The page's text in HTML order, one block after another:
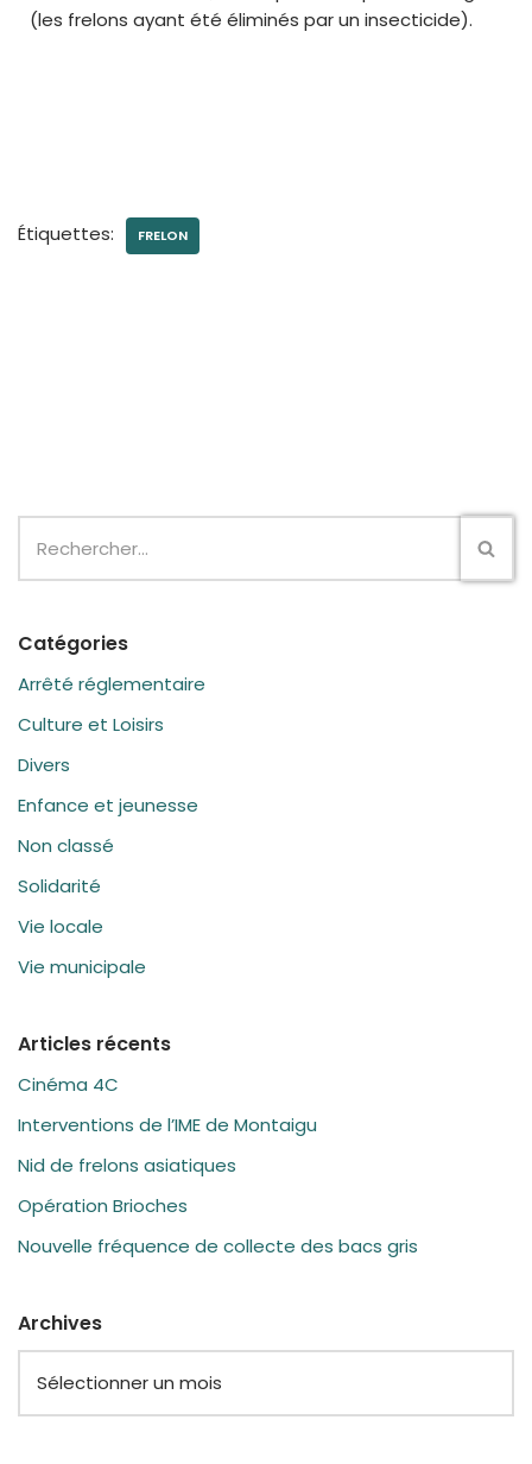
(les frelons ayant été éliminés par un insecticide).
Étiquettes: FRELON
Catégories
Arrêté réglementaire
Culture et Loisirs
Divers
Enfance et jeunesse
Non classé
Solidarité
Vie locale
Vie municipale
Articles récents
Cinéma 4C
Interventions de l’IME de Montaigu
Nid de frelons asiatiques
Opération Brioches
Nouvelle fréquence de collecte des bacs gris
Archives